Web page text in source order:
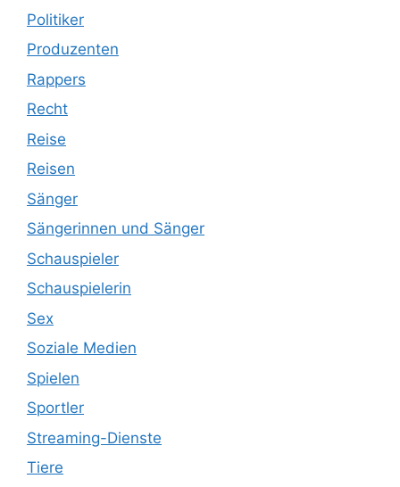
Politiker
Produzenten
Rappers
Recht
Reise
Reisen
Sänger
Sängerinnen und Sänger
Schauspieler
Schauspielerin
Sex
Soziale Medien
Spielen
Sportler
Streaming-Dienste
Tiere